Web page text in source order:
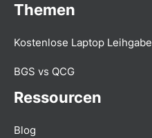
Themen
Kostenlose Laptop Leihgabe
BGS vs QCG
Ressourcen
Blog